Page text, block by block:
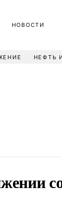
НОВОСТИ
НЕФТЬ